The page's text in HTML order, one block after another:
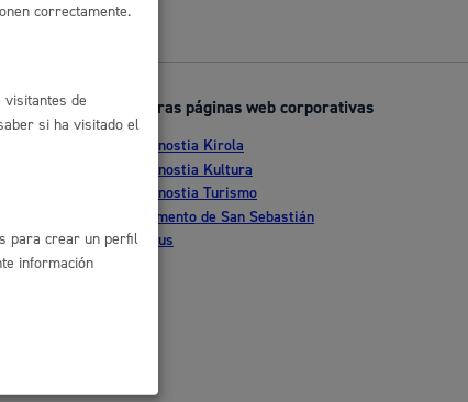
Otras páginas web corporativas
Donostia Kirola
Donostia Kultura
Donostia Turismo
Fomento de San Sebastián
Dbus
correctamente.
visitantes de
si ha visitado el
para crear un perfil
información